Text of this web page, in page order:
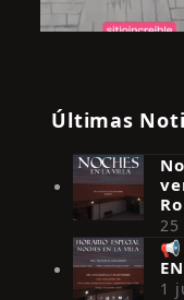
Últimas
📢
1